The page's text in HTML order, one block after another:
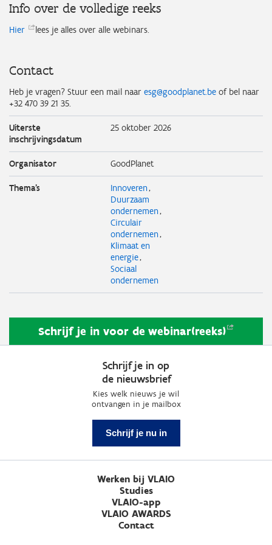
Info over de volledige reeks
Hier lees je alles over alle webinars.
Contact
Heb je vragen? Stuur een mail naar esg@goodplanet.be of bel naar
+32 470 39 21 35.
Uiterste
inschrijvingsdatum
25 oktober 2026
Organisator GoodPlanet
Thema's
Innoveren
Duurzaam
ondernemen
Circulair
ondernemen
Klimaat en
energie
Sociaal
ondernemen
Schrijf je in voor de webinar(reeks)
Schrijf je in op
de nieuwsbrief
Kies welk nieuws je wil
ontvangen in je mailbox
Schrijf je nu in
Werken bij VLAIO
Studies
VLAIO-app
VLAIO AWARDS
Contact